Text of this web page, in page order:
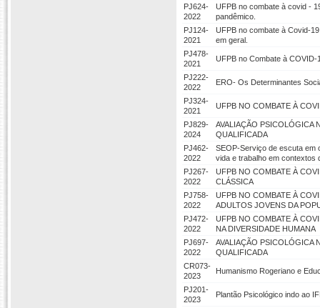
PJ624-
2022
UFPB no combate à covid -
pandêmico.
PJ124-
2021
UFPB no combate à Covid-
em geral.
PJ478-
2021
UFPB no Combate à COVID-
PJ222-
2022
ERO- Os Determinantes
PJ324-
2021
UFPB NO COMBATE À
PJ829-
2024
AVALIAÇÃO PSICOLÓGICA
QUALIFICADA
PJ462-
2022
SEOP-Serviço de escuta em
vida e trabalho em contextos
PJ267-
2022
UFPB NO COMBATE À
CLÁSSICA
PJ758-
2022
UFPB NO COMBATE À
ADULTOS JOVENS DA
PJ472-
2022
UFPB NO COMBATE À
NA DIVERSIDADE HUMANA
PJ697-
2022
AVALIAÇÃO PSICOLÓGICA
QUALIFICADA
CR073-
2023
Humanismo Rogeriano e
PJ201-
2023
Plantão Psicológico indo ao